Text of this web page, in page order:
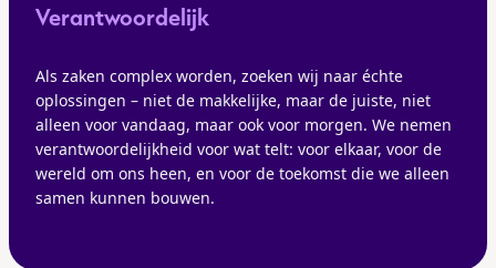
Verantwoordelijk
Als zaken complex worden, zoeken wij naar échte
oplossingen – niet de makkelijke, maar de juiste, niet
alleen voor vandaag, maar ook voor morgen. We nemen
verantwoordelijkheid voor wat telt: voor elkaar, voor de
wereld om ons heen, en voor de toekomst die we alleen
samen kunnen bouwen.